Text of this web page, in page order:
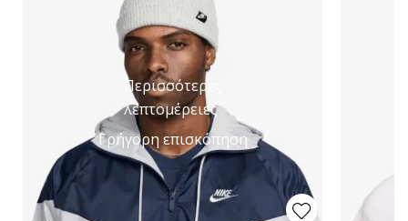
Περισσότερες
λεπτομέρειες
Γρήγορη επισκόπηση